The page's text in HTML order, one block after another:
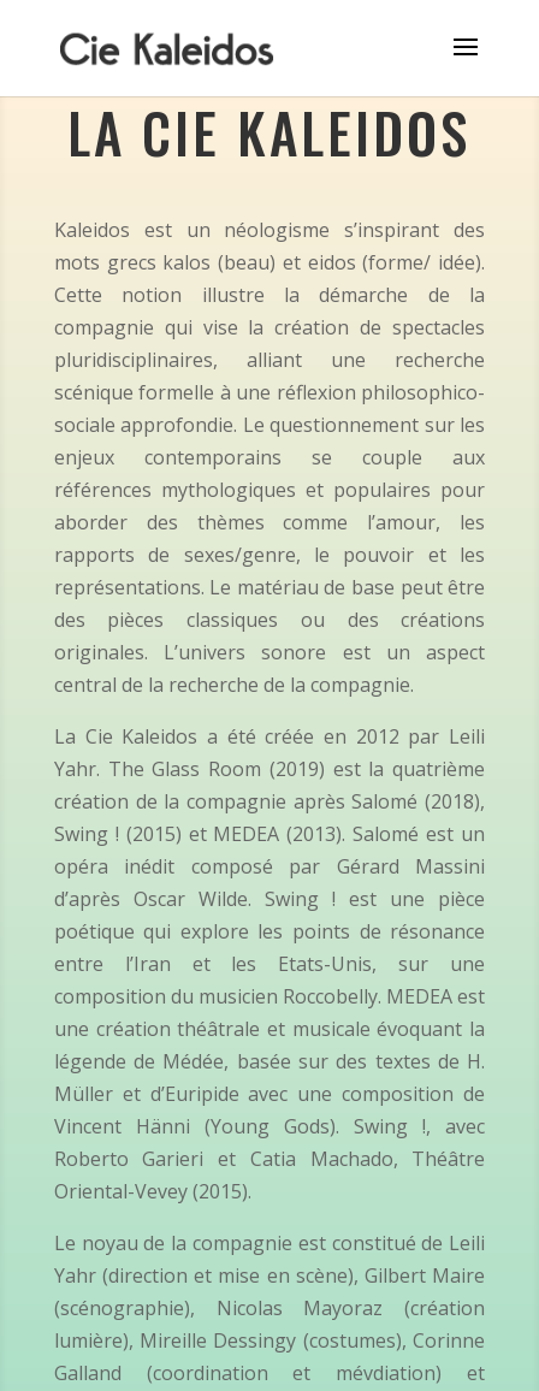
LA CIE KALEIDOS
Kaleidos est un néologisme s’inspirant des
mots grecs kalos (beau) et eidos (forme/ idée).
Cette notion illustre la démarche de la
compagnie qui vise la création de spectacles
pluridisciplinaires, alliant une recherche
scénique formelle à une réflexion philosophico-
sociale approfondie. Le questionnement sur les
enjeux contemporains se couple aux
références mythologiques et populaires pour
aborder des thèmes comme l’amour, les
rapports de sexes/genre, le pouvoir et les
représentations. Le matériau de base peut être
des pièces classiques ou des créations
originales. L’univers sonore est un aspect
central de la recherche de la compagnie.
La Cie Kaleidos a été créée en 2012 par Leili
Yahr. The Glass Room (2019) est la quatrième
création de la compagnie après Salomé (2018),
Swing ! (2015) et MEDEA (2013). Salomé est un
opéra inédit composé par Gérard Massini
d’après Oscar Wilde. Swing ! est une pièce
poétique qui explore les points de résonance
entre l’Iran et les Etats-Unis, sur une
composition du musicien Roccobelly. MEDEA est
une création théâtrale et musicale évoquant la
légende de Médée, basée sur des textes de H.
Müller et d’Euripide avec une composition de
Vincent Hänni (Young Gods). Swing !, avec
Roberto Garieri et Catia Machado, Théâtre
Oriental-Vevey (2015).
Le noyau de la compagnie est constitué de Leili
Yahr (direction et mise en scène), Gilbert Maire
(scénographie), Nicolas Mayoraz (création
lumière), Mireille Dessingy (costumes), Corinne
Galland (coordination et mévdiation) et